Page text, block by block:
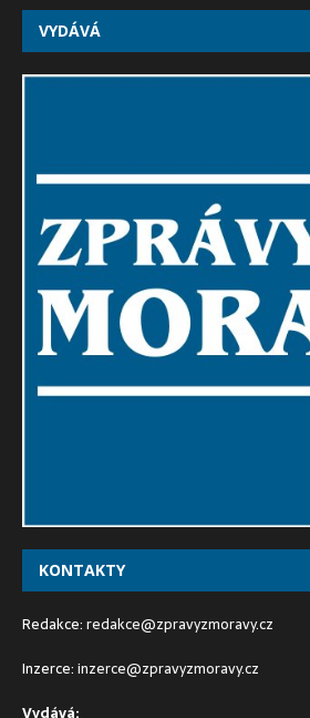
VYDÁVÁ
KONTAKTY
Redakce:redakce@zpravyzmoravy.cz
Inzerce:inzerce@zpravyzmoravy.cz
Vydává: